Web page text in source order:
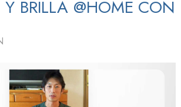
Y BRILLA @HOME CON